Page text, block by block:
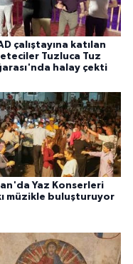
çalıştayına katılan
Tuzluca Tuz
halay çekti
Yaz Konserleri
müzikle buluşturuyor